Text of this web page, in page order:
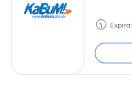
🕥